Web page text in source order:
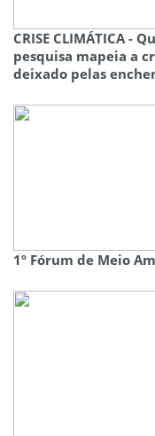
CRISE CLIMÁTICA -
pesquisa mapeia a
deixado pelas
1º Fórum de Meio